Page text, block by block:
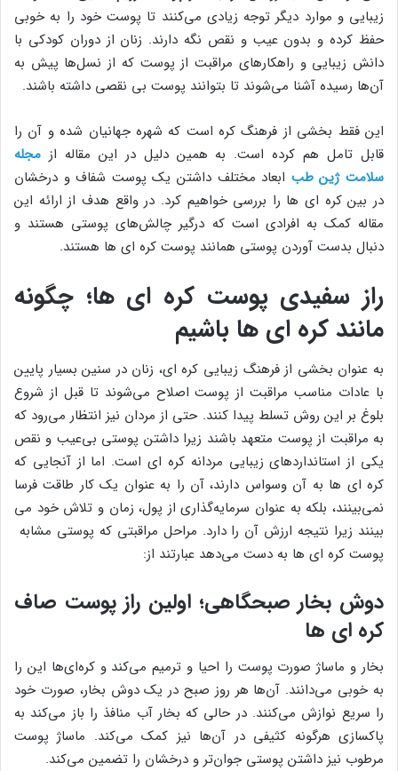
زیبایی و موارد دیگر توجه زیادی می‌کنند تا پوست خود را به خوبی
حفظ کرده و بدون عیب و نقص نگه دارند. زنان از دوران کودکی با
دانش زیبایی و راهکارهای مراقبت از پوست که از نسل‌ها پیش به
آن‌ها رسیده آشنا می‌شوند تا بتوانند پوست بی نقصی داشته باشند.
این فقط بخشی از فرهنگ کره است که شهره جهانیان شده و آن را
قابل تامل هم کرده است. به همین دلیل در این مقاله از مجله
سلامت ژین طب ابعاد مختلف داشتن یک پوست شفاف و درخشان
در بین کره ای ها را بررسی خواهیم کرد. در واقع هدف از ارائه این
مقاله کمک به افرادی است که درگیر چالش‌های پوستی هستند و
دنبال بدست آوردن پوستی همانند پوست کره ای ها هستند.
راز سفیدی پوست کره ای ها؛ چگونه
مانند کره‌ ای ها باشیم
به عنوان بخشی از فرهنگ زیبایی کره ای، زنان در سنین بسیار پایین
با عادات مناسب مراقبت از پوست اصلاح می‌شوند تا قبل از شروع
بلوغ بر این روش تسلط پیدا کنند. حتی از مردان نیز انتظار می‌رود که
به مراقبت از پوست متعهد باشند زیرا داشتن پوستی بی‌عیب و نقص
یکی از استانداردهای زیبایی مردانه کره ای است. اما از آنجایی که
کره ای ها به آن وسواس دارند، آن را به عنوان یک کار طاقت فرسا
نمی‌بینند، بلکه به عنوان سرمایه‌گذاری از پول، زمان و تلاش خود می
بینند زیرا نتیجه ارزش آن را دارد. مراحل مراقبتی که پوستی مشابه
پوست کره ای ها به دست می‌دهد عبارتند از:
دوش بخار صبحگاهی؛ اولین راز پوست صاف
کره ای ها
بخار و ماساژ صورت پوست را احیا و ‌ترمیم می‌کند و کره‌ای‌ها این را
به خوبی می‌دانند. آن‌ها هر روز صبح در یک دوش بخار، صورت خود
را سریع نوازش می‌کنند. در حالی که بخار آب منافذ را باز می‌کند به
پاکسازی هرگونه کثیفی در آن‌ها نیز کمک می‌کند. ماساژ پوست
مرطوب نیز داشتن پوستی جوان‌تر و درخشان را تضمین می‌کند.